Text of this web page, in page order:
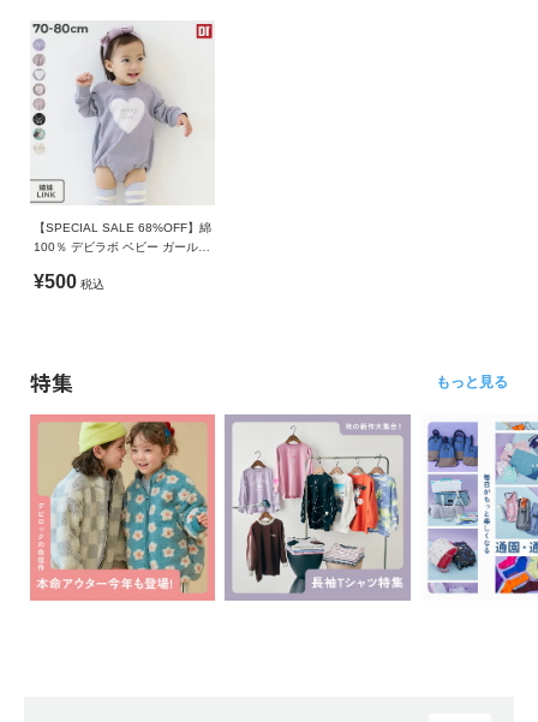
【SPECIAL SALE 68%OFF】綿
100％ デビラボ ベビー ガールズ
ース
¥500 税込
特集 もっと見る